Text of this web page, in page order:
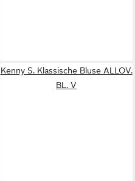
Kenny S. Klassische Bluse ALLOV.
BL. V